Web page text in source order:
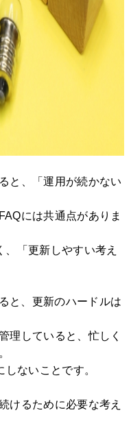
と、「運用が続かない
には共通点がありま
、「更新しやすい考え
と、更新のハードルは
理していると、忙しく
しないことです。
けるために必要な考え